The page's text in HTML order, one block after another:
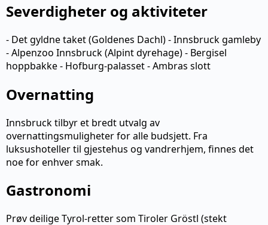
Severdigheter og aktiviteter
- Det gyldne taket (Goldenes Dachl) - Innsbruck gamleby
- Alpenzoo Innsbruck (Alpint dyrehage) - Bergisel
hoppbakke - Hofburg-palasset - Ambras slott
Overnatting
Innsbruck tilbyr et bredt utvalg av
overnattingsmuligheter for alle budsjett. Fra
luksushoteller til gjestehus og vandrerhjem, finnes det
noe for enhver smak.
Gastronomi
Prøv deilige Tyrol-retter som Tiroler Gröstl (stekt